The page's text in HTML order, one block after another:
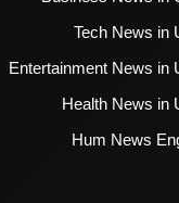
Tech News in
Entertainment News in
Health News in
Hum News